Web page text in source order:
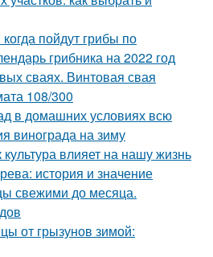
пойдут грибы по
грибника на 2022 год
сваях. Винтовая свая
108/300
в домашних условиях всю
винограда на зиму
влияет на нашу жизнь
история и значение
свежими до месяца.
от грызунов зимой: